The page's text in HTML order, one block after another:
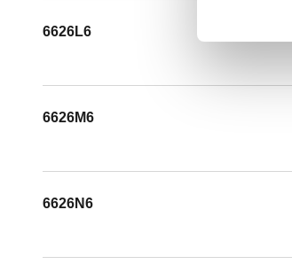
6626L6
6626M6
6626N6